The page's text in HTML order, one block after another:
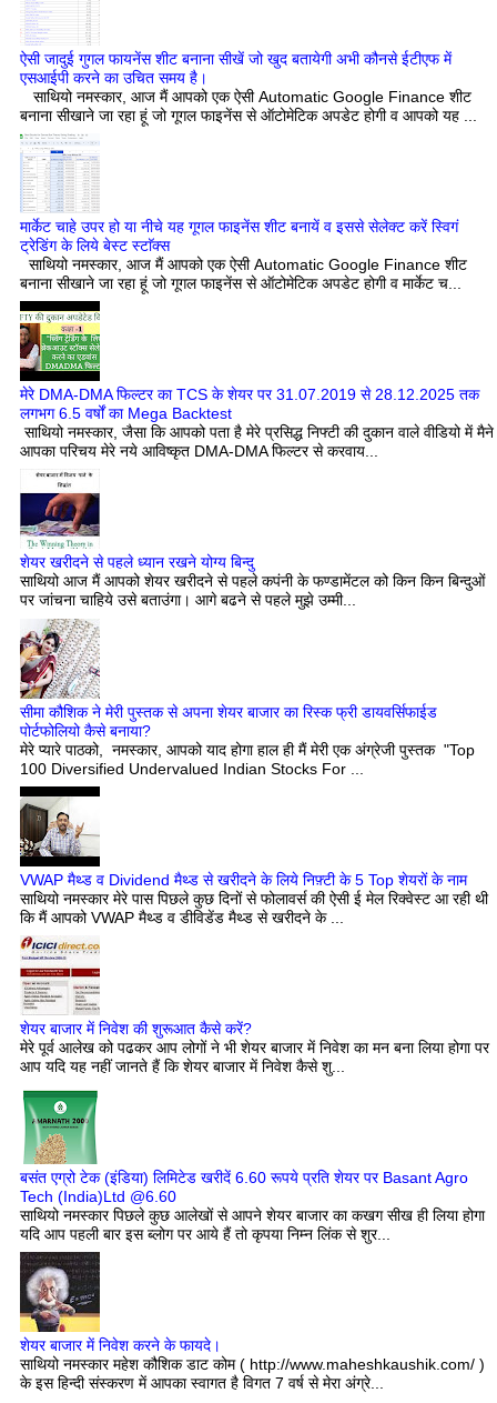
ऐसी जादुई गुगल फायनेंस शीट बनाना सीखें जो खुद बतायेगी अभी कौनसे ईटीएफ में
एसआईपी करने का उचित समय है।
साथियो नमस्कार, आज मैं आपको एक ऐसी Automatic Google Finance शीट
बनाना सीखाने जा रहा हूं जो गूगल फाइनेंस से ऑटोमेटिक अपडेट होगी व आपको यह ...
मार्केट चाहे उपर हो या नीचे यह गूगल फाइनेंस शीट बनायें व इससे सेलेक्ट करें स्विगं
ट्रेडिंग के लिये बेस्ट स्टाॅक्स
साथियो नमस्कार, आज मैं आपको एक ऐसी Automatic Google Finance शीट
बनाना सीखाने जा रहा हूं जो गूगल फाइनेंस से ऑटोमेटिक अपडेट होगी व मार्केट च...
मेरे DMA-DMA फिल्टर का TCS के शेयर पर 31.07.2019 से 28.12.2025 तक
लगभग 6.5 वर्षों का Mega Backtest
साथियो नमस्कार, जैसा कि आपको पता है मेरे प्रसिद्ध निफ्टी की दुकान वाले वीडियो में मैने
आपका परिचय मेरे नये आविष्कृत DMA-DMA फिल्टर से करवाय...
शेयर खरीदने से पहले ध्यान रखने योग्य बिन्दु
साथियो आज मैं आपको शेयर खरीदने से पहले कपंनी के फण्डामेंटल को किन किन बिन्दुओं
पर जांचना चाहिये उसे बताउंगा। आगे बढने से पहले मुझे उम्मी...
सीमा कौशिक ने मेरी पुस्तक से अपना शेयर बाजार का रिस्क फ्री डायवर्सिफाईड
पोर्टफोलियो कैसे बनाया?
मेरे प्यारे पाठको, नमस्कार, आपको याद होगा हाल ही मैं मेरी एक अंग्रेजी पुस्तक "Top
100 Diversified Undervalued Indian Stocks For ...
VWAP मैथ्ड व Dividend मैथ्ड से खरीदने के लिये निफ़्टी के 5 Top शेयरों के नाम
साथियो नमस्कार मेरे पास पिछले कुछ दिनों से फोलावर्स की ऐसी ई मेल रिक्वेस्ट आ रही थी
कि मैं आपको VWAP मैथ्ड व डीविडेंड मैथ्ड से खरीदने के ...
शेयर बाजार में निवेश की शुरूआत कैसे करें?
मेरे पूर्व आलेख को पढकर आप लोगों ने भी शेयर बाजार में निवेश का मन बना लिया होगा पर
आप यदि यह नहीं जानते हैं कि शेयर बाजार में निवेश कैसे शु...
बसंत एग्रो टेक (इंडिया) लिमिटेड खरीदें 6.60 रूपये प्रति शेयर पर Basant Agro
Tech (India)Ltd @6.60
साथियो नमस्कार पिछले कुछ आलेखों से आपने शेयर बाजार का कखग सीख ही लिया होगा
यदि आप पहली बार इस ब्लोग पर आये हैं तो कृपया निम्न लिंक से शुर...
शेयर बाजार में निवेश करने के फायदे।
साथियो नमस्कार महेश कौशिक डाट कोम ( http://www.maheshkaushik.com/ )
के इस हिन्दी संस्करण में आपका स्वागत है विगत 7 वर्ष से मेरा अंग्रे...